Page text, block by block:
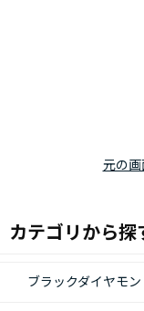
元の画
カテゴリから探
ブラックダイヤモン